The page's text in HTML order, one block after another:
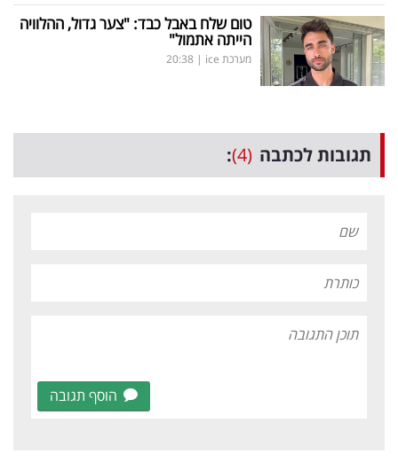
טום שלח באבל כבד: "צער גדול, ההלוויה
הייתה אתמול"
מערכת ice |
20:38
תגובות לכתבה (4)
:
הוסף תגובה